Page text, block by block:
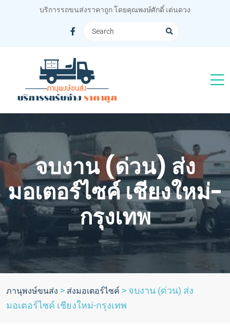
บริการรถขนส่งราคาถูก โดยคุณพงษ์ศักดิ์ เด่นดวง
จบงาน (ด่วน) ส่ง
มอเตอร์ไซค์ เชียงใหม่-
กรุงเทพ
ภานุพงษ์ขนส่ง > ส่งมอเตอร์ไซค์ > จบงาน (ด่วน) ส่ง
มอเตอร์ไซค์ เชียงใหม่-กรุงเทพ